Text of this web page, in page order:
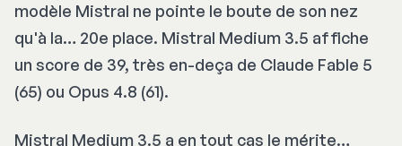
modèle Mistral ne pointe le boute de son nez
qu'à la… 20e place. Mistral Medium 3.5 affiche
un score de 39, très en-deça de Claude Fable 5
(65) ou Opus 4.8 (61).
Mistral Medium 3.5 a en tout cas le mérite…